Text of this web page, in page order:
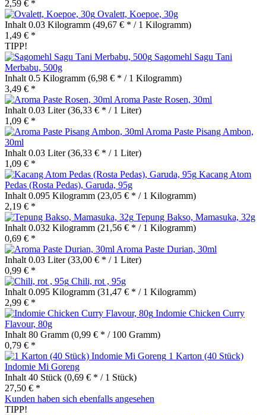
2,59 € *
Ovalett, Koepoe, 30g
Inhalt 0.03 Kilogramm (49,67 € * / 1 Kilogramm)
1,49 € *
TIPP!
Sagomehl Sagu Tani
Merbabu, 500g
Inhalt 0.5 Kilogramm (6,98 € * / 1 Kilogramm)
3,49 € *
Aroma Paste Rosen, 30ml
Inhalt 0.03 Liter(36,33 € * / 1 Liter)
1,09 € *
Aroma Paste Pisang Ambon,
30ml
Inhalt 0.03 Liter(36,33 € * / 1 Liter)
1,09 € *
Kacang Atom
Pedas (Rosta Pedas), Garuda, 95g
Inhalt 0.095 Kilogramm (23,05 € * / 1 Kilogramm)
2,19 € *
Tepung Bakso, Mamasuka, 32g
Inhalt 0.032 Kilogramm (21,56 € * / 1 Kilogramm)
0,69 € *
Aroma Paste Durian, 30ml
Inhalt 0.03 Liter(33,00 € * / 1 Liter)
0,99 € *
Chili, rot , 95g
Inhalt 0.095 Kilogramm (31,47 € * / 1 Kilogramm)
2,99 € *
Indomie Chicken Curry
Flavour, 80g
Inhalt 80 Gramm (0,99 € * / 100 Gramm)
0,79 € *
1 Karton (40 Stück)
Indomie Mi Goreng
Inhalt 40 Stück (0,69 € * / 1 Stück)
27,50 € *
Kunden haben sich ebenfalls angesehen
TIPP!